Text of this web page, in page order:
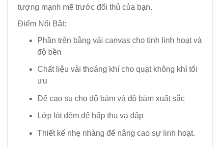
tượng mạnh mẽ trước đối thủ của bạn.
Điểm Nổi Bật:
Phần trên bằng vải canvas cho tính linh hoạt và
độ bền
Chất liệu vải thoáng khí cho quạt không khí tối
ưu
Đế cao su cho độ bám và độ bám xuất sắc
Lớp lót đệm để hấp thụ va đập
Thiết kế nhẹ nhàng để nâng cao sự linh hoạt.